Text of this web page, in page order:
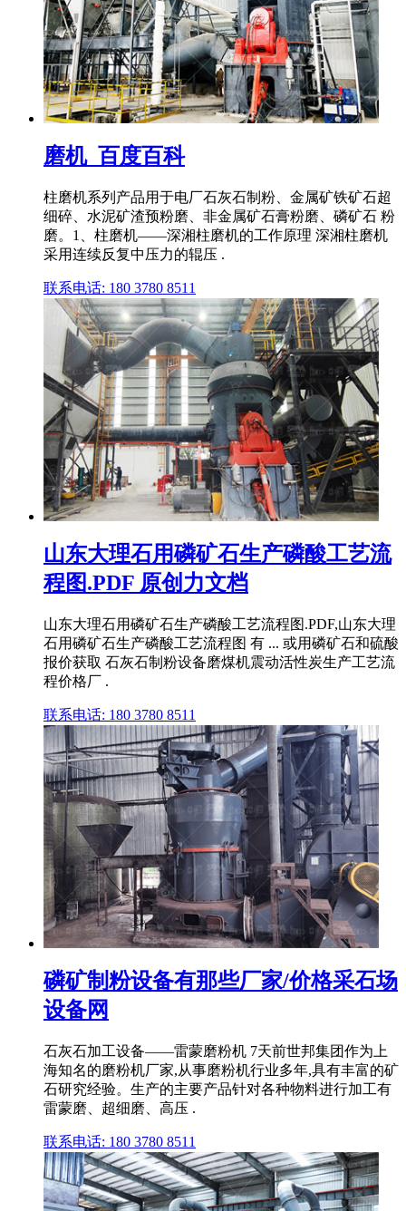
磨机_百度百科
柱磨机系列产品用于电厂石灰石制粉、金属矿铁矿石超
细碎、水泥矿渣预粉磨、非金属矿石膏粉磨、磷矿石 粉
磨。1、柱磨机——深湘柱磨机的工作原理 深湘柱磨机
采用连续反复中压力的辊压 .
联系电话: 180 3780 8511
山东大理石用磷矿石生产磷酸工艺流
程图.PDF 原创力文档
山东大理石用磷矿石生产磷酸工艺流程图.PDF,山东大理
石用磷矿石生产磷酸工艺流程图 有 ... 或用磷矿石和硫酸
报价获取 石灰石制粉设备磨煤机震动活性炭生产工艺流
程价格厂 .
联系电话: 180 3780 8511
磷矿制粉设备有那些厂家/价格采石场
设备网
石灰石加工设备——雷蒙磨粉机 7天前世邦集团作为上
海知名的磨粉机厂家,从事磨粉机行业多年,具有丰富的矿
石研究经验。生产的主要产品针对各种物料进行加工有
雷蒙磨、超细磨、高压 .
联系电话: 180 3780 8511